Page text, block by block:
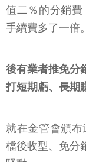
值二％的分銷費
手續費多了一倍。
後有業者推免分
打短期虧、長期
就在金管會頒
檔後收型、免分